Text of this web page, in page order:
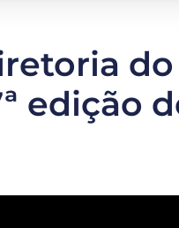
do
edição